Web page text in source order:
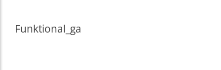
Funktional _ga